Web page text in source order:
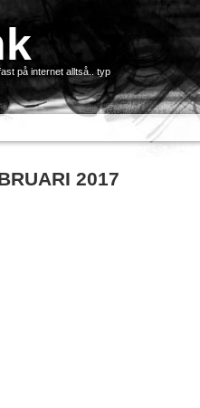
på internet alltså.. typ
2017